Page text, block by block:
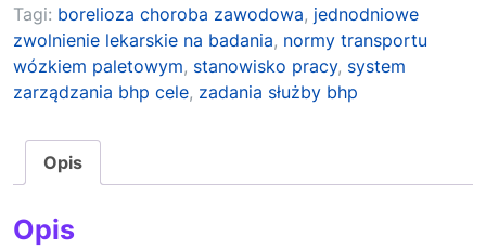
Tagi: borelioza choroba zawodowa, jednodniowe
zwolnienie lekarskie na badania, normy transportu
wózkiem paletowym, stanowisko pracy, system
zarządzania bhp cele, zadania służby bhp
Opis
Opis